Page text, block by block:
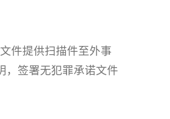
件提供扫描件至外事
，签署无犯罪承诺文件